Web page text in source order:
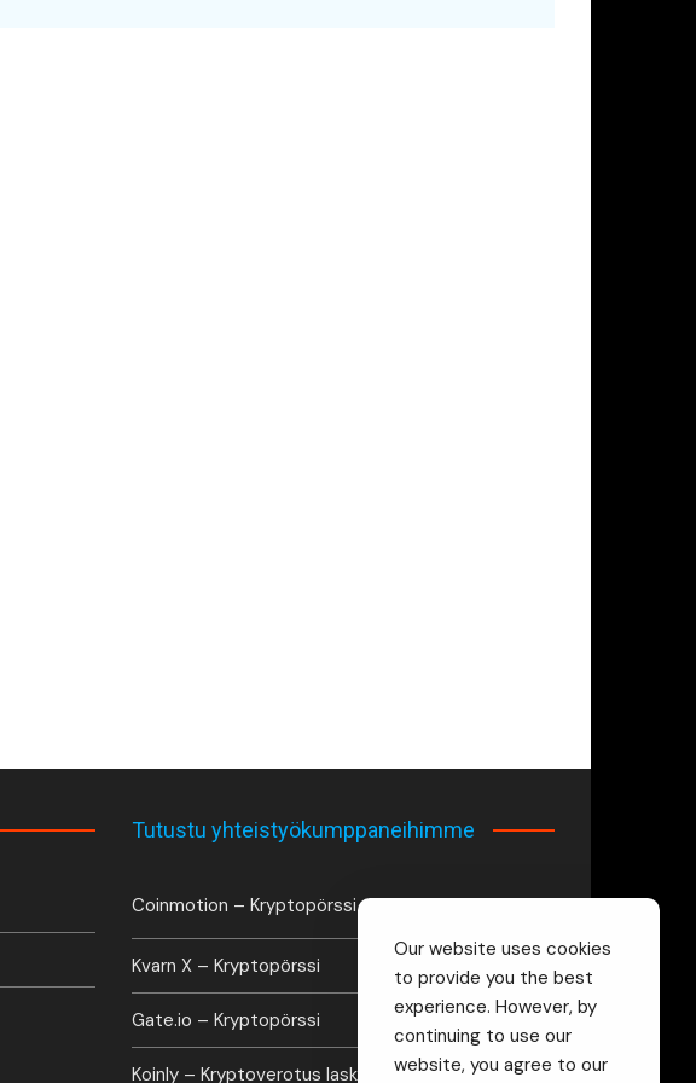
Tutustu yhteistyökumppaneihimme
Coinmotion – Kryptopörssi
Kvarn X – Kryptopörssi
Gate.io – Kryptopörssi
Koinly – Kryptoverotus laskuri
Our website uses cookies
to provide you the best
experience. However, by
continuing to use our
website, you agree to our